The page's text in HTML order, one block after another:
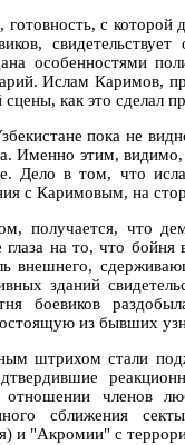
с которой
особенностями
Ислам Каримов,
сцены, как это сделал
пока не
Именно этим, видимо,
Дело в том, что
с Каримовым, на
получается, что
на то, что
внешнего,
зданий
боевиков
из бывших
штрихом стали
отношении членов
сближения
и "Акромии" с